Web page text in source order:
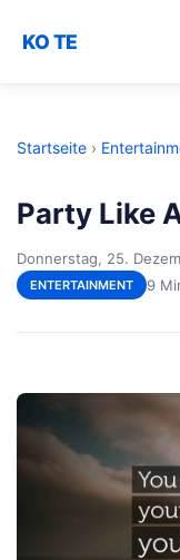
KO TE
Startseite ›
Party Like
Donnerstag, 25.
ENTERTAINMENT 9